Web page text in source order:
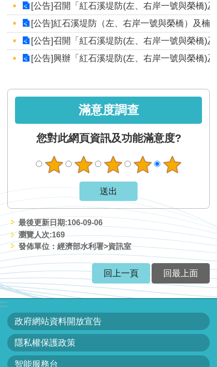
互
交
流
網
料
開
放
宣
告
隱
私
權
護
政
策
[公告]召開「紅石溪堤防(左、右岸一號與榮橋)
[公告]紅石溪堤防（左、右岸一號與榮橋）及楠
[公告]召開「紅石溪堤防(左、右岸一號與榮橋)
[公告]興辦「紅石溪堤防(左、右岸一號與榮橋)
滿意度調查
您對此網頁資訊及功能滿意度?
最後更新日期:106-09-06
瀏覽人次:169
發佈單位：經濟部水利署>資訊室
回上一頁 回最上面
:::
政府網站資料開放宣告
隱私權保護政策
智能服務台